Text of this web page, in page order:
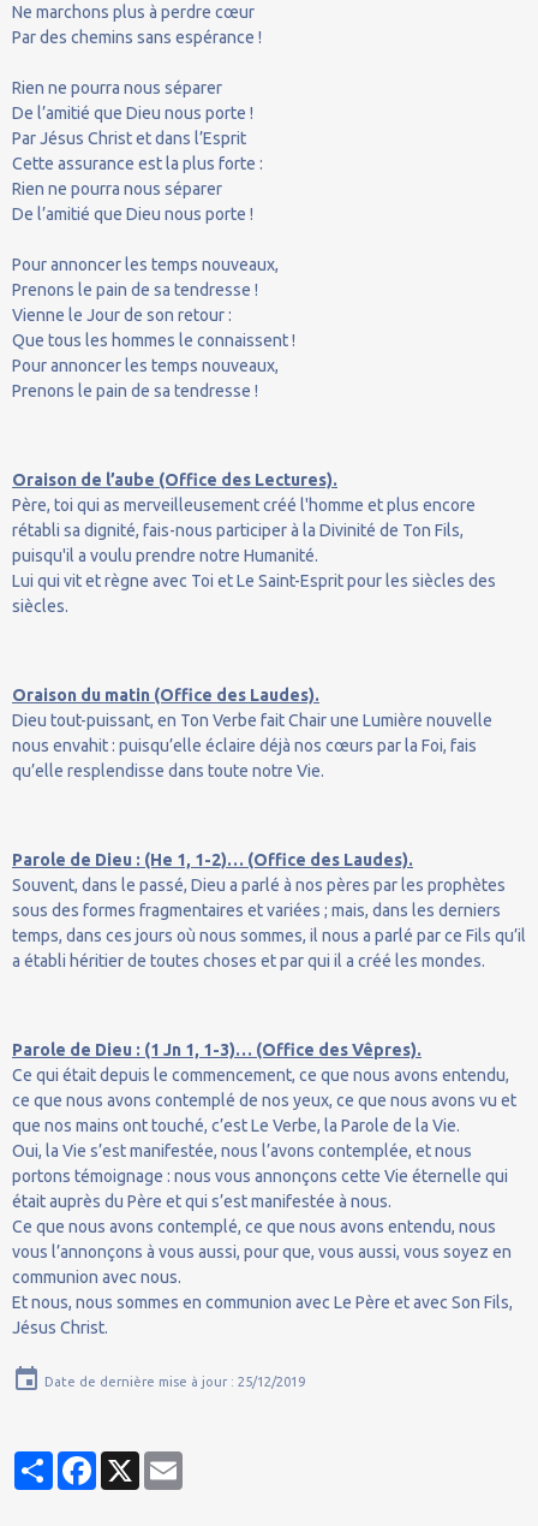
Ne marchons plus à perdre cœur
Par des chemins sans espérance !
Rien ne pourra nous séparer
De l’amitié que Dieu nous porte !
Par Jésus Christ et dans l’Esprit
Cette assurance est la plus forte :
Rien ne pourra nous séparer
De l’amitié que Dieu nous porte !
Pour annoncer les temps nouveaux,
Prenons le pain de sa tendresse !
Vienne le Jour de son retour :
Que tous les hommes le connaissent !
Pour annoncer les temps nouveaux,
Prenons le pain de sa tendresse !
Oraison de l’aube (Office des Lectures).
Père, toi qui as merveilleusement créé l'homme et plus encore
rétabli sa dignité, fais-nous participer à la Divinité de Ton Fils,
puisqu'il a voulu prendre notre Humanité.
Lui qui vit et règne avec Toi et Le Saint-Esprit pour les siècles des
siècles.
Oraison du matin (Office des Laudes).
Dieu tout-puissant, en Ton Verbe fait Chair une Lumière nouvelle
nous envahit : puisqu’elle éclaire déjà nos cœurs par la Foi, fais
qu’elle resplendisse dans toute notre Vie.
Parole de Dieu : (He 1, 1-2)… (Office des Laudes).
Souvent, dans le passé, Dieu a parlé à nos pères par les prophètes
sous des formes fragmentaires et variées ; mais, dans les derniers
temps, dans ces jours où nous sommes, il nous a parlé par ce Fils qu’il
a établi héritier de toutes choses et par qui il a créé les mondes.
Parole de Dieu : (1 Jn 1, 1-3)… (Office des Vêpres).
Ce qui était depuis le commencement, ce que nous avons entendu,
ce que nous avons contemplé de nos yeux, ce que nous avons vu et
que nos mains ont touché, c’est Le Verbe, la Parole de la Vie.
Oui, la Vie s’est manifestée, nous l’avons contemplée, et nous
portons témoignage : nous vous annonçons cette Vie éternelle qui
était auprès du Père et qui s’est manifestée à nous.
Ce que nous avons contemplé, ce que nous avons entendu, nous
vous l’annonçons à vous aussi, pour que, vous aussi, vous soyez en
communion avec nous.
Et nous, nous sommes en communion avec Le Père et avec Son Fils,
Jésus Christ.
Date de dernière mise à jour : 25/12/2019
PartagerFacebook
X